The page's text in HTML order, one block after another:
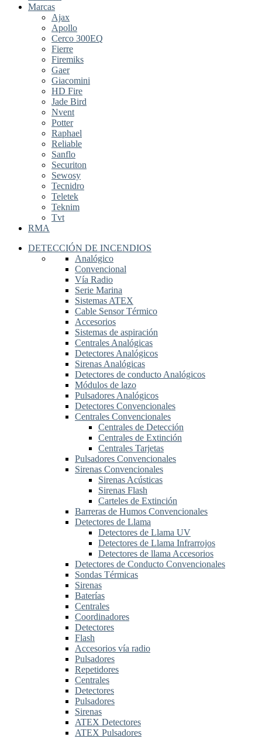
Marcas
Ajax
Apollo
Cerco 300EQ
Fierre
Firemiks
Gaer
Giacomini
HD Fire
Jade Bird
Nvent
Potter
Raphael
Reliable
Sanflo
Securiton
Sewosy
Tecnidro
Teletek
Teknim
Tvt
RMA
DETECCIÓN DE INCENDIOS
Analógico
Convencional
Vía Radio
Serie Marina
Sistemas ATEX
Cable Sensor Térmico
Accesorios
Sistemas de aspiración
Centrales Analógicas
Detectores Analógicos
Sirenas Analógicas
Detectores de conducto Analógicos
Módulos de lazo
Pulsadores Analógicos
Detectores Convencionales
Centrales Convencionales
Centrales de Detección
Centrales de Extinción
Centrales Tarjetas
Pulsadores Convencionales
Sirenas Convencionales
Sirenas Acústicas
Sirenas Flash
Carteles de Extinción
Barreras de Humos Convencionales
Detectores de Llama
Detectores de Llama UV
Detectores de Llama Infrarrojos
Detectores de llama Accesorios
Detectores de Conducto Convencionales
Sondas Térmicas
Sirenas
Baterías
Centrales
Coordinadores
Detectores
Flash
Accesorios vía radio
Pulsadores
Repetidores
Centrales
Detectores
Pulsadores
Sirenas
ATEX Detectores
ATEX Pulsadores